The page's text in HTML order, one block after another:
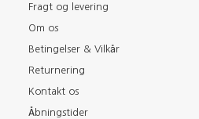
Fragt og levering
Om os
Betingelser & Vilkår
Returnering
Kontakt os
Åbningstider